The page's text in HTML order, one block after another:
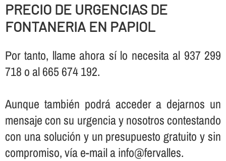
PRECIO DE URGENCIAS DE
FONTANERIA EN PAPIOL
Por tanto, llame ahora sí­ lo necesita al 937 299
718 o al 665 674 192.
Aunque también podrá acceder a dejarnos un
mensaje con su urgencia y nosotros contestando
con una solución y un presupuesto gratuito y sin
compromiso, ví­a e-mail a info@fervalles.